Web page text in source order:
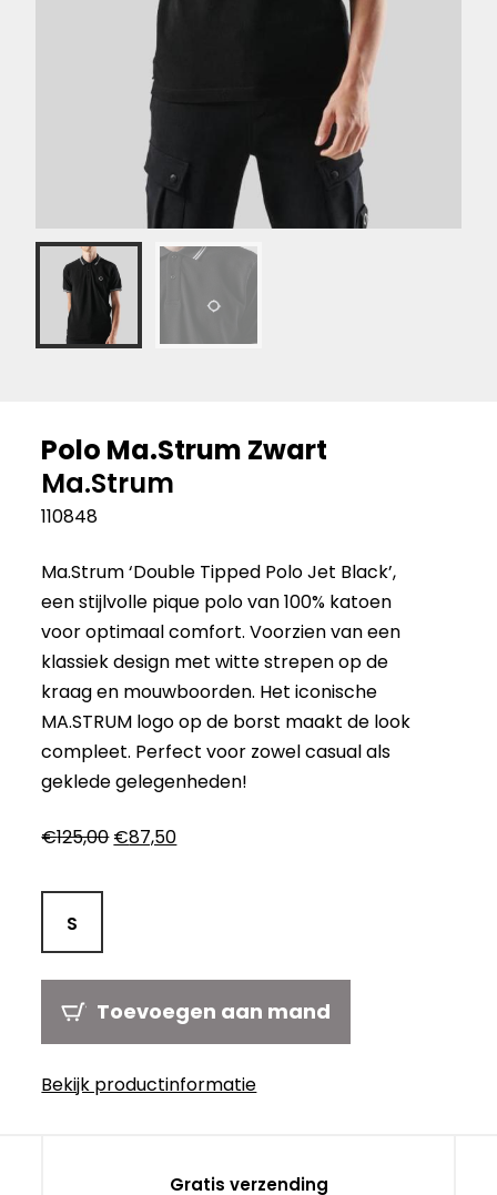
Polo Ma.Strum Zwart
Ma.Strum
110848
Ma.Strum ‘Double Tipped Polo Jet Black’,
een stijlvolle pique polo van 100% katoen
voor optimaal comfort. Voorzien van een
klassiek design met witte strepen op de
kraag en mouwboorden. Het iconische
MA.STRUM logo op de borst maakt de look
compleet. Perfect voor zowel casual als
geklede gelegenheden!
€125,00 Oorspronkelijke
€87,50Huidige
S
Toevoegen aan mand
Bekijk productinformatie
Gratis verzending